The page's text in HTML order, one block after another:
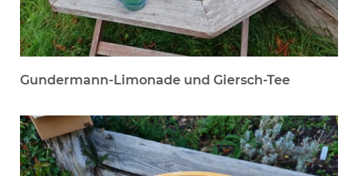
Gundermann-Limonade und Giersch-Tee